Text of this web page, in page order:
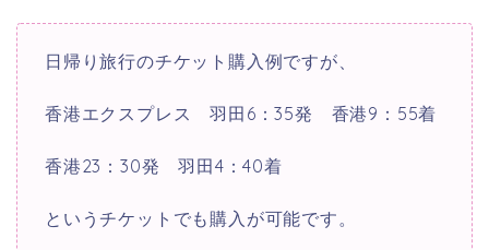
日帰り旅行のチケット購入例ですが、
香港エクスプレス 羽田6：35発 香港9：55着
香港23：30発 羽田4：40着
というチケットでも購入が可能です。